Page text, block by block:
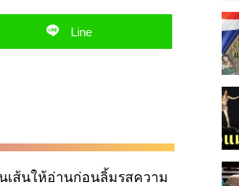
Line
ส้นให้อ่านก่อนลิ้มรสความ